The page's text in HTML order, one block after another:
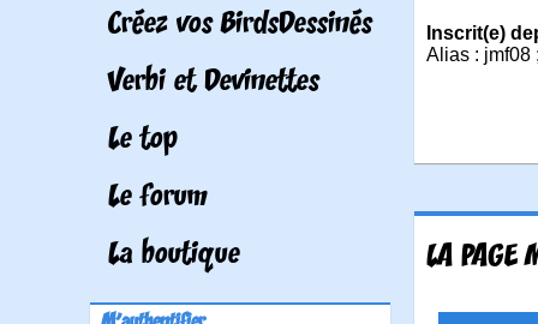
Créez vos BirdsDessinés
Verbi et Devinettes
Le top
Le forum
La boutique
Inscrit(e)
Alias : jmf08
LA PAGE